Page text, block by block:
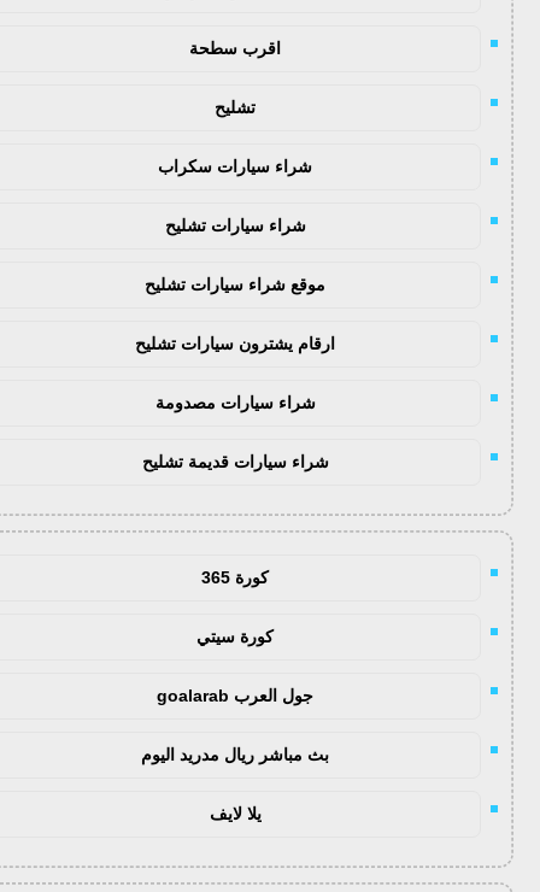
اقرب سطحة
تشليح
شراء سيارات سكراب
شراء سيارات تشليح
موقع شراء سيارات تشليح
ارقام يشترون سيارات تشليح
شراء سيارات مصدومة
شراء سيارات قديمة تشليح
كورة 365
كورة سيتي
جول العرب goalarab
بث مباشر ريال مدريد اليوم
يلا لايف